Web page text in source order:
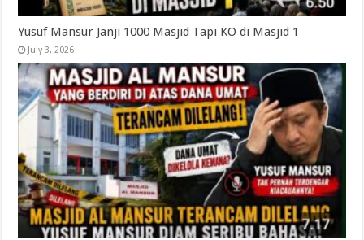
Yusuf Mansur Janji 1000 Masjid Tapi KO di Masjid 1
July 3, 2026